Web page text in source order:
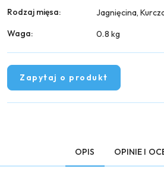
Rodzaj mięsa:
Jagnięcina,
Waga:
0.8 kg
Zapytaj o produkt
OPIS OPINIE I